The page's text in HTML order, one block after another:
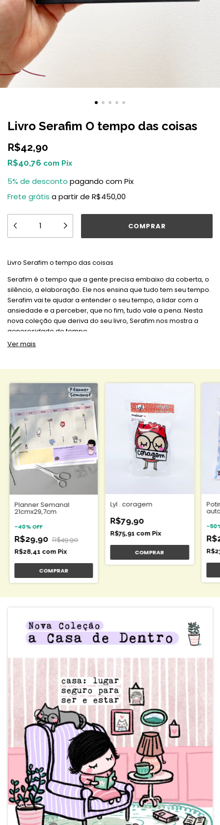
Livro Serafim O tempo das coisas
R$42,90
R$40,76 com Pix
5% de desconto pagando com Pix
Frete grátis a partir de R$450,00
Livro Serafim o tempo das coisas
Serafim é o tempo que a gente precisa embaixo da coberta, o
silêncio, a elaboração. Ele nos ensina que tudo tem seu tempo.
Serafim vai te ajudar a entender o seu tempo, a lidar com a
ansiedade e a perceber, que no fim, tudo vale a pena. Nesta
nova coleção que deriva do seu livro, Serafim nos mostra a
generosidade do tempo.
livro 'Tempo das coisas', onde o Serafim nos mostra de forma
papel offset branco 90 g/m
Veja todos os produtos do Serafim aqui.
//
Ver mais
Planner Semanal
21cmx29,7cm
-40%OFF
R$29,90 R$49,90
R$28,41 com Pix
Lyl . coragem
R$79,90
R$75,91 com Pix
-50